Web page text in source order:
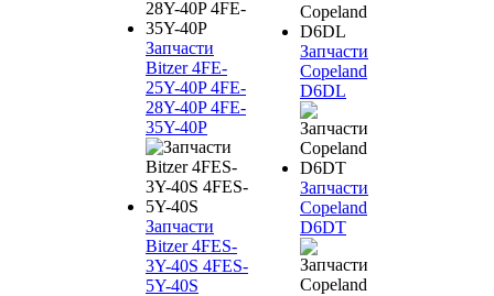
Запчасти
Bitzer 4FE-
25Y-40P 4FE-
28Y-40P 4FE-
35Y-40P
Запчасти
Bitzer 4FES-
3Y-40S 4FES-
5Y-40S
Запчасти
Copeland
D6DL
Запчасти
Copeland
D6DT